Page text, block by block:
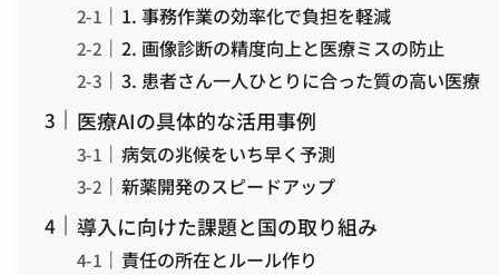
1. 事務作業の効率化で負担を軽減
2. 画像診断の精度向上と医療ミスの防止
3. 患者さん一人ひとりに合った質の高い医療
医療AIの具体的な活用事例
病気の兆候をいち早く予測
新薬開発のスピードアップ
導入に向けた課題と国の取り組み
責任の所在とルール作り